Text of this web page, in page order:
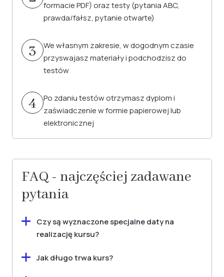
formacie PDF) oraz testy (pytania ABC,
prawda/fałsz, pytanie otwarte)
3
We własnym zakresie, w dogodnym czasie
przyswajasz materiały i podchodzisz do
testów
4
Po zdaniu testów otrzymasz dyplom i
zaświadczenie w formie papierowej lub
elektronicznej
FAQ - najczęściej zadawane
pytania
Czy są wyznaczone specjalne daty na
realizację kursu?
kursów, co daje Ci pełną elastyczność w
Jak długo trwa kurs?